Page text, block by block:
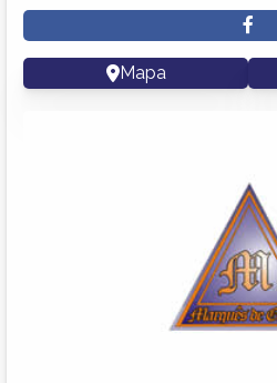
Mapa